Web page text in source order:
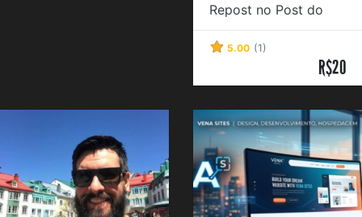
Repost no Post do
Instagram
5.00 (1)
R$20